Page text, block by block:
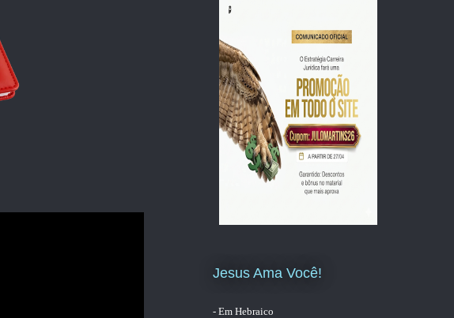
Jesus Ama Você!
- Em Hebraico